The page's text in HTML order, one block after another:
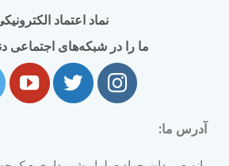
نماد اعتماد
ما را در شبکه‌های اجتماعی
آدرس ما: